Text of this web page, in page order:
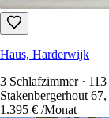
Haus, Harderwijk
3 Schlafzimmer ·
Stakenbergerhout
1.395 € /Monat